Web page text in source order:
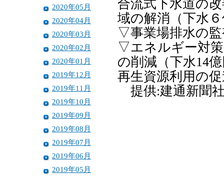
2020年05月
2020年04月
2020年03月
2020年02月
2020年01月
2019年12月
2019年11月
2019年10月
2019年09月
2019年08月
2019年07月
2019年06月
2019年05月
合流式下水道の
域の解消（下水
▽事業場排水の
▽エネルギー対
の削減（下水14
再生資源利用の
提供:建通新聞